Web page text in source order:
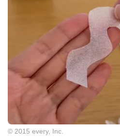
© 2015 every, Inc.